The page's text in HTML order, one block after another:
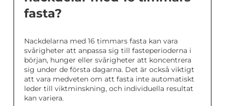
fasta?
Nackdelarna med 16 timmars fasta kan vara
svårigheter att anpassa sig till fasteperioderna i
början, hunger eller svårigheter att koncentrera
sig under de första dagarna. Det är också viktigt
att vara medveten om att fasta inte automatiskt
leder till viktminskning, och individuella resultat
kan variera.